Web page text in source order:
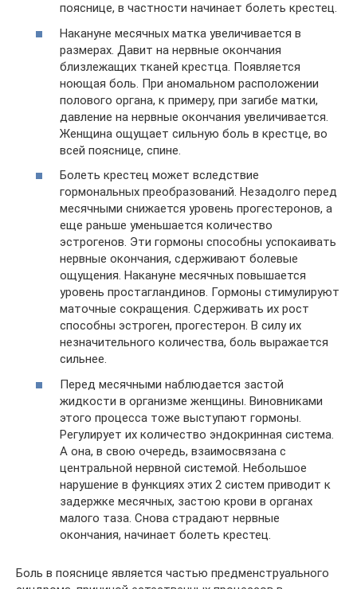
пояснице, в частности начинает болеть крестец.
Накануне месячных матка увеличивается в
размерах. Давит на нервные окончания
близлежащих тканей крестца. Появляется
ноющая боль. При аномальном расположении
полового органа, к примеру, при загибе матки,
давление на нервные окончания увеличивается.
Женщина ощущает сильную боль в крестце, во
всей пояснице, спине.
Болеть крестец может вследствие
гормональных преобразований. Незадолго перед
месячными снижается уровень прогестеронов, а
еще раньше уменьшается количество
эстрогенов. Эти гормоны способны успокаивать
нервные окончания, сдерживают болевые
ощущения. Накануне месячных повышается
уровень простагландинов. Гормоны стимулируют
маточные сокращения. Сдерживать их рост
способны эстроген, прогестерон. В силу их
незначительного количества, боль выражается
сильнее.
Перед месячными наблюдается застой
жидкости в организме женщины. Виновниками
этого процесса тоже выступают гормоны.
Регулирует их количество эндокринная система.
А она, в свою очередь, взаимосвязана с
центральной нервной системой. Небольшое
нарушение в функциях этих 2 систем приводит к
задержке месячных, застою крови в органах
малого таза. Снова страдают нервные
окончания, начинает болеть крестец.
Боль в пояснице является частью предменструального